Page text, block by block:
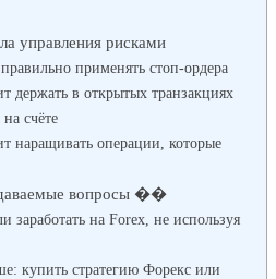
управления рисками
применять стоп-ордера
держать в открытых транзакциях
счёте
наращивать операции, которые
вопросы ��
на Forex, не используя
купить стратегию Форекс или